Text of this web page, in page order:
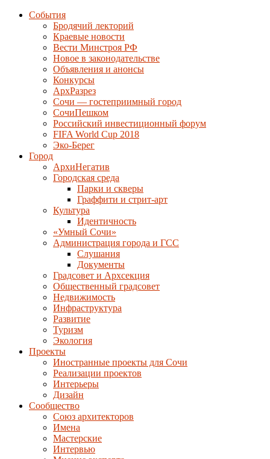
События
Бродячий лекторий
Краевые новости
Вести Минстроя РФ
Новое в законодательстве
Объявления и анонсы
Конкурсы
АрхРазрез
Сочи — гостеприимный город
СочиПешком
Российский инвестиционный форум
FIFA World Cup 2018
Эко-Берег
Город
АрхиНегатив
Городская среда
Парки и скверы
Граффити и стрит-арт
Культура
Идентичность
«Умный Сочи»
Администрация города и ГСС
Слушания
Документы
Градсовет и Архсекция
Общественный градсовет
Недвижимость
Инфраструктура
Развитие
Туризм
Экология
Проекты
Иностранные проекты для Сочи
Реализации проектов
Интерьеры
Дизайн
Сообщество
Союз архитекторов
Имена
Мастерские
Интервью